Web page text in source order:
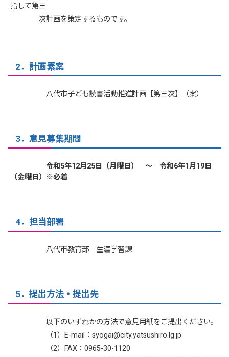
指して第三
次計画を策定するものです。
2．計画素案
八代市子ども読書活動推進計画【第三次】（案）
3．意見募集期間
令和5年12月25日（月曜日） ～ 令和6年1月19日
（金曜日）※必着
4．担当部署
八代市教育部 生涯学習課
5．提出方法・提出先
以下のいずれかの方法で意見用紙をご提出ください。
（1）E-mail：syogai@city.yatsushiro.lg.jp
（2）FAX：0965-30-1120